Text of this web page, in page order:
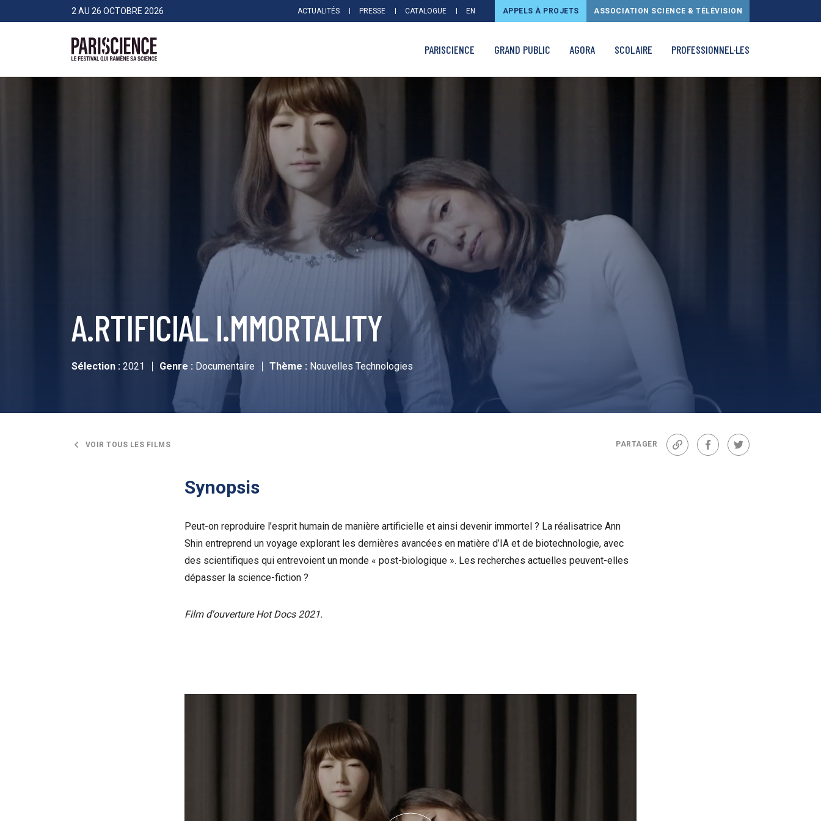
>Aller au contenu2 AU 26 OCTOBRE 2026 ACTUALITÉS PRESSE CATALOGUE EN APPELS À PROJETS ASSOCIATION SCIENCE & TÉLÉVISION
PARISCIENCE GRAND PUBLIC AGORA SCOLAIRE PROFESSIONNEL·LES
A.RTIFICIAL I.MMORTALITY
Sélection : 2021 Genre : Documentaire Thème : Nouvelles Technologies
VOIR TOUS LES FILMS PARTAGER
Lien FacebookTwitter
Synopsis
Peut-on reproduire l’esprit humain de manière artificielle et ainsi devenir immortel ? La réalisatrice Ann
Shin entreprend un voyage explorant les dernières avancées en matière d’IA et de biotechnologie, avec
des scientifiques qui entrevoient un monde « post-biologique ». Les recherches actuelles peuvent-elles
dépasser la science-fiction ?
Film d'ouverture Hot Docs 2021.
Panneau de gestion des cookies